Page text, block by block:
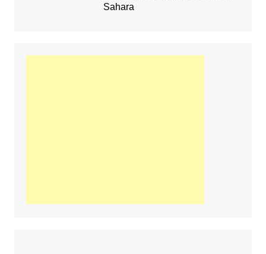
Sahara